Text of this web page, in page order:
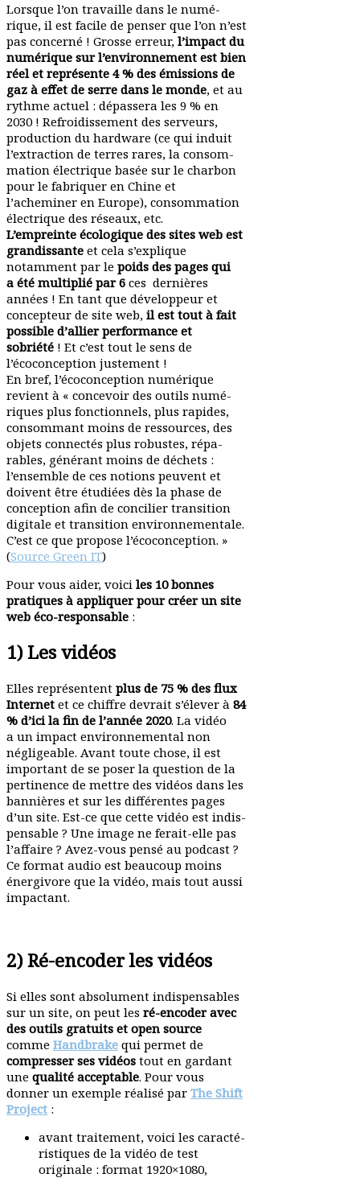
Lorsque l’on travaille dans le numé­
rique, il est facile de penser que l’on n’est
pas concerné ! Grosse erreur, l’impact du
numé­rique sur l’environnement est bien
réel et repré­sente 4 % des émis­sions de
gaz à effet de serre dans le monde, et au
rythme actuel : dépassera les 9 % en
2030 ! Refroidissement des serveurs,
production du hardware (ce qui induit
l’extraction de terres rares, la consom­
mation élec­trique basée sur le charbon
pour le fabriquer en Chine et
l’acheminer en Europe), consom­mation
élec­trique des réseaux, etc.
L’empreinte écolo­gique des sites web est
gran­dis­sante et cela s’explique
notamment par le poids des pages qui
a été multiplié par 6 ces dernières
années ! En tant que déve­loppeur et
concepteur de site web, il est tout à fait
possible d’allier perfor­mance et
sobriété ! Et c’est tout le sens de
l’écoconception justement !
En bref, l’écoconception numé­rique
revient à « concevoir des outils numé­
riques plus fonc­tionnels, plus rapides,
consommant moins de ressources, des
objets connectés plus robustes, répa­
rables, générant moins de déchets :
l’ensemble de ces notions peuvent et
doivent être étudiées dès la phase de
conception afin de concilier tran­sition
digitale et tran­sition envi­ron­ne­mentale.
C’est ce que propose l’écoconception. »
(Source Green IT)
Pour vous aider, voici les 10 bonnes
pratiques à appliquer pour créer un site
web éco-responsable :
1) Les vidéos
Elles repré­sentent plus de 75 % des flux
Internet et ce chiffre devrait s’élever à 84
% d’ici la fin de l’année 2020. La vidéo
a un impact envi­ron­ne­mental non
négli­geable. Avant toute chose, il est
important de se poser la question de la
perti­nence de mettre des vidéos dans les
bannières et sur les diffé­rentes pages
d’un site. Est-ce que cette vidéo est indis­
pen­sable ? Une image ne ferait-elle pas
l’affaire ? Avez-vous pensé au podcast ?
Ce format audio est beaucoup moins
éner­givore que la vidéo, mais tout aussi
impactant.
2) Ré-encoder les vidéos
Si elles sont abso­lument indis­pen­sables
sur un site, on peut les ré-encoder avec
des outils gratuits et open source
comme Handbrake qui permet de
compresser ses vidéos tout en gardant
une qualité accep­table. Pour vous
donner un exemple réalisé par The Shift
Project :
avant trai­tement, voici les carac­té­
ris­tiques de la vidéo de test
originale : format 1920×1080,